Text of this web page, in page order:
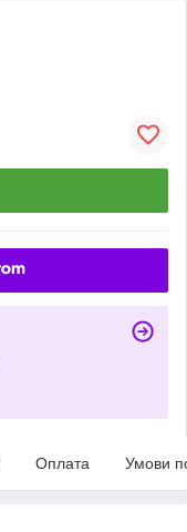
Оплата Умови